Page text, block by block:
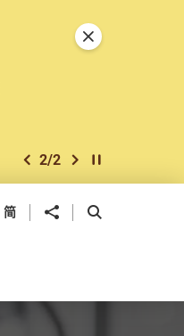
上一個
2/2 下一個開始/暫停幻燈
關閉特別通告
简 分享到 開啟搜尋框